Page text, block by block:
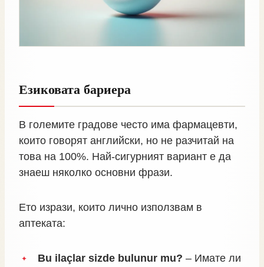
Езиковата бариера
В големите градове често има фармацевти,
които говорят английски, но не разчитай на
това на 100%. Най‑сигурният вариант е да
знаеш няколко основни фрази.
Ето изрази, които лично използвам в
аптеката:
Bu ilaçlar sizde bulunur mu? – Имате ли